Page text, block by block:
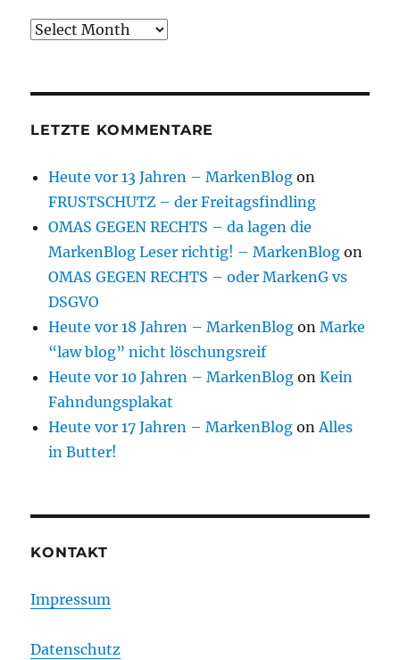
Archive
LETZTE KOMMENTARE
Heute vor 13 Jahren – MarkenBlog on
FRUSTSCHUTZ – der Freitagsfindling
OMAS GEGEN RECHTS – da lagen die
MarkenBlog Leser richtig! – MarkenBlog on
OMAS GEGEN RECHTS – oder MarkenG vs
DSGVO
Heute vor 18 Jahren – MarkenBlog onMarke
“law blog” nicht löschungsreif
Heute vor 10 Jahren – MarkenBlog onKein
Fahndungsplakat
Heute vor 17 Jahren – MarkenBlog onAlles
in Butter!
KONTAKT
Impressum
Datenschutz